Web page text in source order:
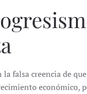
la falsa creencia de
económico,